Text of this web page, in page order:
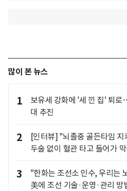
많이 본 뉴스
1
보유세 강화에 '세 낀 집' 퇴
대 추진
2
[인터뷰] "뇌졸중 골든타임
두술 없이 혈관 타고 들어가
3
"한화는 조선소 인수, 우리는
美에 조선 기술·운영·관리 방